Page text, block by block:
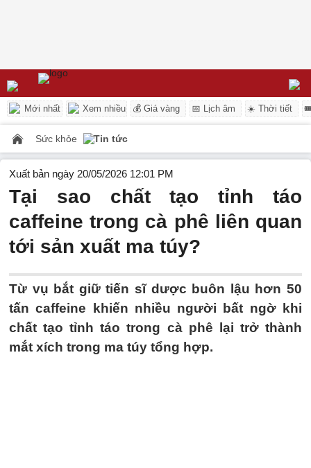
Mới nhất Xem nhiều 💰 Giá vàng 📅 Lịch âm ☀️ Thời tiết
Sức khỏe Tin tức
Xuất bản ngày 20/05/2026 12:01 PM
Tại sao chất tạo tỉnh táo
caffeine trong cà phê liên quan
tới sản xuất ma túy?
Từ vụ bắt giữ tiến sĩ dược buôn lậu hơn 50
tấn caffeine khiến nhiều người bất ngờ khi
chất tạo tỉnh táo trong cà phê lại trở thành
mắt xích trong ma túy tổng hợp.